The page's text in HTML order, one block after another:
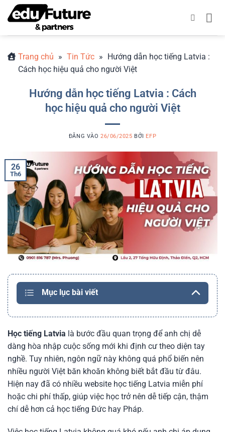
qua
Trang chủ » Tin Tức » Hướng dẫn học tiếng Latvia :
Cách học hiệu quả cho người Việt
Hướng dẫn học tiếng Latvia : Cách
học hiệu quả cho người Việt
ĐĂNG VÀO 26/06/2025 BỞI EFP
26
Th6
Mục lục bài viết
Học tiếng Latvia là bước đầu quan trọng để anh chị dễ
dàng hòa nhập cuộc sống mới khi định cư theo diện tay
nghề. Tuy nhiên, ngôn ngữ này không quá phổ biến nên
nhiều người Việt băn khoăn không biết bắt đầu từ đâu.
Hiện nay đã có nhiều website học tiếng Latvia miễn phí
hoặc chi phí thấp, giúp việc học trở nên dễ tiếp cận, thậm
chí dễ hơn cả học tiếng Đức hay Pháp.